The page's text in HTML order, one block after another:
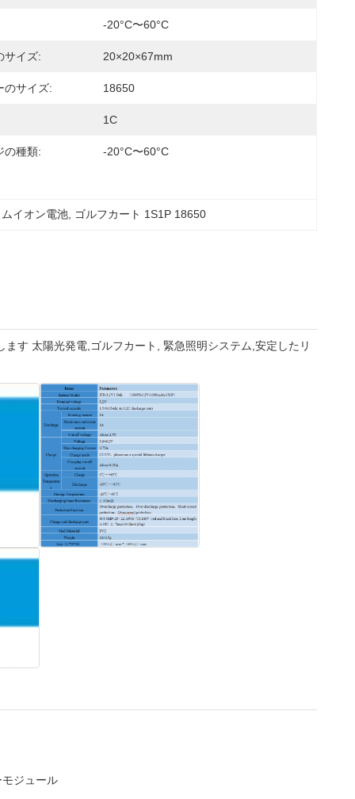
-20°C〜60°C
サイズ: 20×20×67mm
のサイズ: 18650
1C
の種類: -20°C〜60°C
イオン電池 ゴルフカート 1S1P 18650
す 太陽光発電,ゴルフカート, 緊急照明システム,安定したリ
ジュール